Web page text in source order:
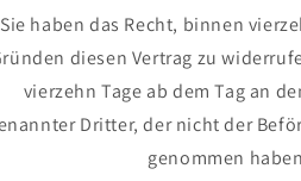
Sie haben das Recht, binnen
diesen Vertrag zu
vierzehn Tage ab dem Tag an
Dritter, der nicht der
genommen